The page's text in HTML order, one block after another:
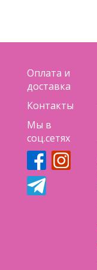
Оплата и
доставка
Контакты
Мы в
соц.сетях